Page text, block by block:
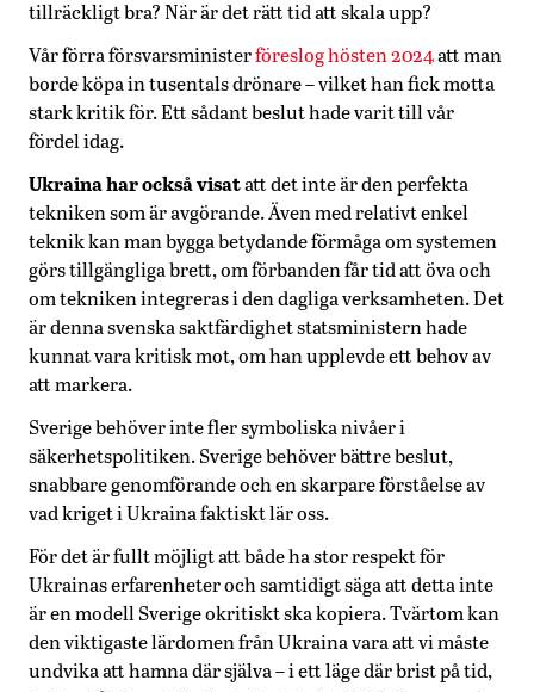
tillräckligt bra? När är det rätt tid att skala upp?
Vår förra försvarsministerföreslog hösten 2024att man
borde köpa in tusentals drönare – vilket han fick motta
stark kritik för. Ett sådant beslut hade varit till vår
fördel idag.
Ukraina har också visatatt det inte är den perfekta
tekniken som är avgörande. Även med relativt enkel
teknik kan man bygga betydande förmåga om systemen
görs tillgängliga brett, om förbanden får tid att öva och
om tekniken integreras i den dagliga verksamheten. Det
är denna svenska saktfärdighet statsministern hade
kunnat vara kritisk mot, om han upplevde ett behov av
att markera.
Sverige behöver inte fler symboliska nivåer i
säkerhetspolitiken. Sverige behöver bättre beslut,
snabbare genomförande och en skarpare förståelse av
vad kriget i Ukraina faktiskt lär oss.
För det är fullt möjligt att både ha stor respekt för
Ukrainas erfarenheter och samtidigt säga att detta inte
är en modell Sverige okritiskt ska kopiera. Tvärtom kan
den viktigaste lärdomen från Ukraina vara att vi måste
undvika att hamna där själva – i ett läge där brist på tid,